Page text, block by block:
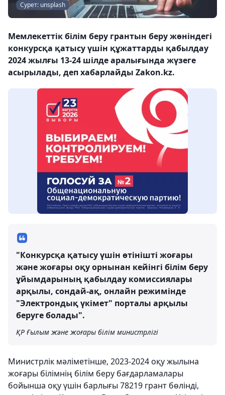
Сурет: unsplash
Мемлекеттік білім беру грантын беру жөніндегі
конкурсқа қатысу үшін құжаттарды қабылдау
2024 жылғы 13-24 шілде аралығында жүзеге
асырылады, деп хабарлайды Zakon.kz.
"Конкурсқа қатысу үшін өтінішті жоғары
және жоғары оқу орнынан кейінгі білім беру
ұйымдарының қабылдау комиссиялары
арқылы, сондай-ақ, онлайн режимінде
"Электрондық үкімет" порталы арқылы
беруге болады".
ҚР Ғылым және жоғары білім министрлігі
Министрлік мәліметінше, 2023-2024 оқу жылына
жоғары білімнің білім беру бағдарламалары
бойынша оқу үшін барлығы 78219 грант бөлінді,